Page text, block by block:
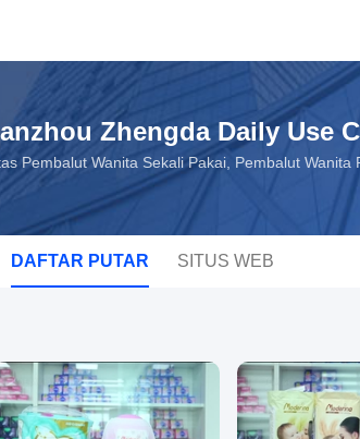
Zhengda Daily Use
Pembalut Wanita Sekali Pakai, Pembalut Wanita
DAFTAR PUTAR SITUS WEB